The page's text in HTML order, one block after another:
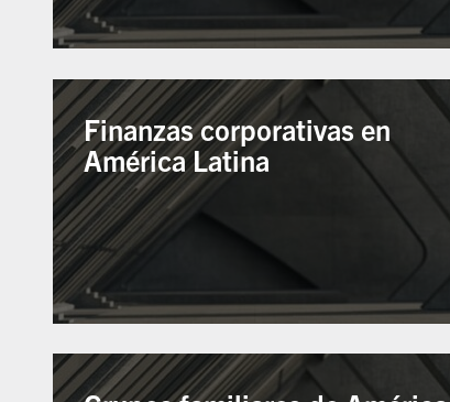
Finanzas corporativas en
América Latina